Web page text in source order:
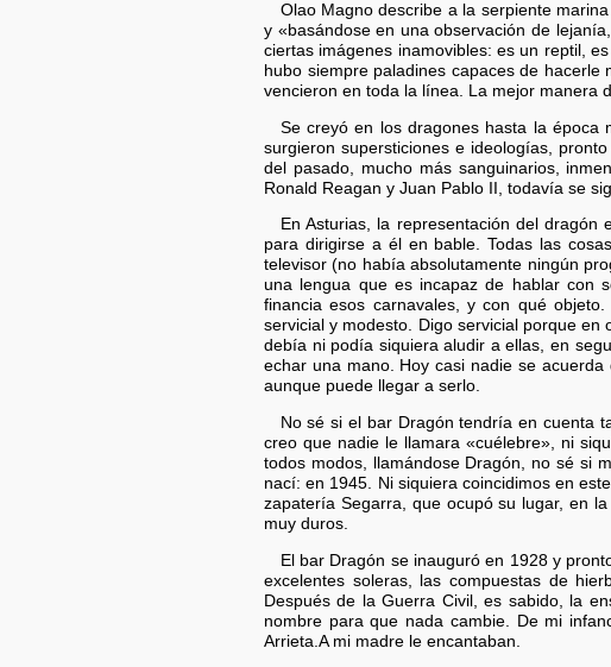
Olao Magno describe a la serpiente
y «basándose en una observación de
ciertas imágenes inamovibles: es un reptil,
hubo siempre paladines capaces de
vencieron en toda la línea. La mejor manera
Se creyó en los dragones hasta la época
surgieron supersticiones e ideologías,
del pasado, mucho más sanguinarios,
Ronald Reagan y Juan Pablo II, todavía se
En Asturias, la representación del
para dirigirse a él en bable. Todas las
televisor (no había absolutamente ningún
una lengua que es incapaz de hablar con
financia esos carnavales, y con qué
servicial y modesto. Digo servicial porque
debía ni podía siquiera aludir a ellas, en
echar una mano. Hoy casi nadie se
aunque puede llegar a serlo.
No sé si el bar Dragón tendría en cuenta
creo que nadie le llamara «cuélebre», ni
todos modos, llamándose Dragón, no sé si
nací: en 1945. Ni siquiera coincidimos en
zapatería Segarra, que ocupó su lugar, en
muy duros.
El bar Dragón se inauguró en 1928 y
excelentes soleras, las compuestas de
Después de la Guerra Civil, es sabido, la
nombre para que nada cambie. De mi
Arrieta.A mi madre le encantaban.